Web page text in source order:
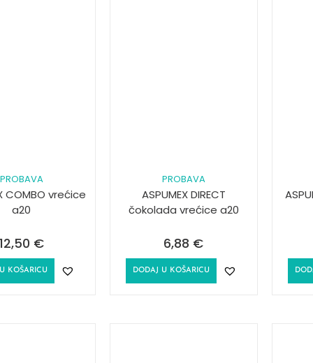
PROBAVA
COMBO vrećice
a20
12,50 €
KOŠARICU
PROBAVA
ASPUMEX DIRECT
čokolada vrećice a20
6,88 €
DODAJ U KOŠARICU